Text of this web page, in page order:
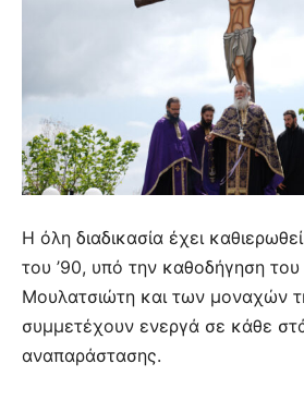
Η όλη διαδικασία έχει
του ’90, υπό την καθοδήγηση
Μουλατσιώτη και των μοναχών
συμμετέχουν ενεργά σε κάθε
αναπαράστασης.